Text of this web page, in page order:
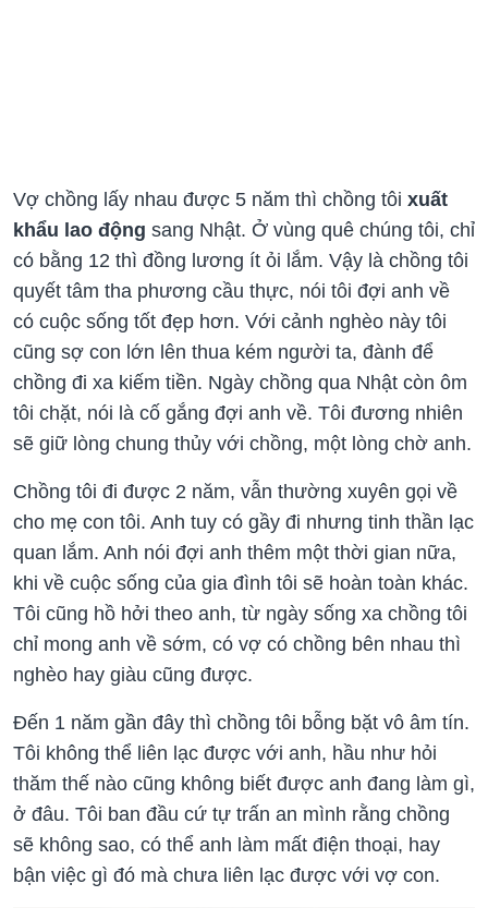
Vợ chồng lấy nhau được 5 năm thì chồng tôi xuất
khẩu lao động sang Nhật. Ở vùng quê chúng tôi, chỉ
có bằng 12 thì đồng lương ít ỏi lắm. Vậy là chồng tôi
quyết tâm tha phương cầu thực, nói tôi đợi anh về
có cuộc sống tốt đẹp hơn. Với cảnh nghèo này tôi
cũng sợ con lớn lên thua kém người ta, đành để
chồng đi xa kiếm tiền. Ngày chồng qua Nhật còn ôm
tôi chặt, nói là cố gắng đợi anh về. Tôi đương nhiên
sẽ giữ lòng chung thủy với chồng, một lòng chờ anh.
Chồng tôi đi được 2 năm, vẫn thường xuyên gọi về
cho mẹ con tôi. Anh tuy có gầy đi nhưng tinh thần lạc
quan lắm. Anh nói đợi anh thêm một thời gian nữa,
khi về cuộc sống của gia đình tôi sẽ hoàn toàn khác.
Tôi cũng hồ hởi theo anh, từ ngày sống xa chồng tôi
chỉ mong anh về sớm, có vợ có chồng bên nhau thì
nghèo hay giàu cũng được.
Đến 1 năm gần đây thì chồng tôi bỗng bặt vô âm tín.
Tôi không thể liên lạc được với anh, hầu như hỏi
thăm thế nào cũng không biết được anh đang làm gì,
ở đâu. Tôi ban đầu cứ tự trấn an mình rằng chồng
sẽ không sao, có thể anh làm mất điện thoại, hay
bận việc gì đó mà chưa liên lạc được với vợ con.